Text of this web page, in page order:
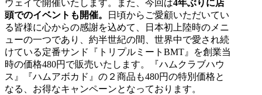
ウェイで開催いたします。また、今回は4年ぶりに店
頭でのイベントも開催。
日頃からご愛顧いただいてい
る皆様に心からの感謝を込めて、日本初上陸時のメニ
ューの一つであり、約半世紀の間、世界中で愛され続
けている定番サンド『トリプルミートBMT』を創業当
時の価格480円で販売いたします。『ハムクラブハウ
ス』『ハムアボカド』の２商品も480円の特別価格と
なる、お得なキャンペーンとなっております。